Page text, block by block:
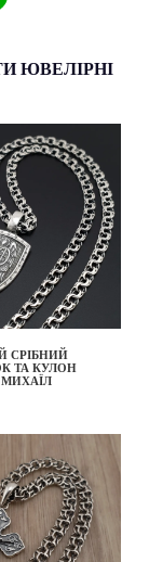
ЮВЕЛІРНІ
СРІБНИЙ
ТА КУЛОН